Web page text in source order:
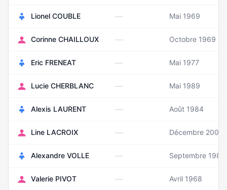
Lionel COUBLE — Mai 1969
Corinne CHAILLOUX — Octobre 1969
Eric FRENEAT — Mai 1977
Lucie CHERBLANC — Mai 1989
Alexis LAURENT — Août 1984
Line LACROIX — Décembre 2000
Alexandre VOLLE — Septembre 1987
Valerie PIVOT — Avril 1968